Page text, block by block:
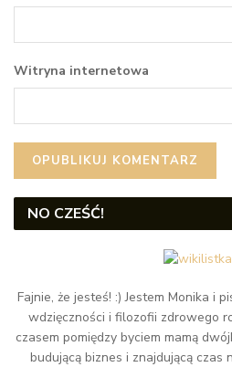
Witryna internetowa
NO CZEŚĆ!
Fajnie, że jesteś! :) Jestem Monika i
wdzięczności i filozofii zdrowego
czasem pomiędzy byciem mamą
budującą biznes i znajdującą czas